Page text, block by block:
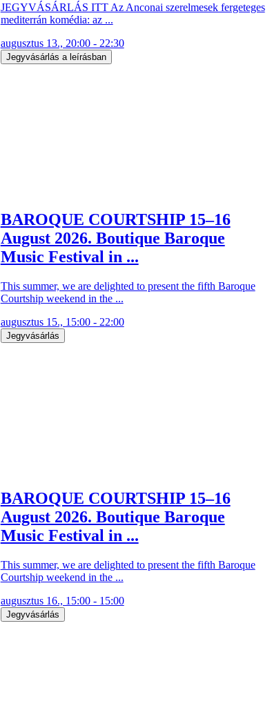
JEGYVÁSÁRLÁS ITT Az Anconai szerelmesek fergeteges
mediterrán komédia: az ...
augusztus 13., 20:00 - 22:30
Jegyvásárlás a leírásban
BAROQUE COURTSHIP 15–16
August 2026. Boutique Baroque
Music Festival in ...
This summer, we are delighted to present the fifth Baroque
Courtship weekend in the ...
augusztus 15., 15:00 - 22:00
Jegyvásárlás
BAROQUE COURTSHIP 15–16
August 2026. Boutique Baroque
Music Festival in ...
This summer, we are delighted to present the fifth Baroque
Courtship weekend in the ...
augusztus 16., 15:00 - 15:00
Jegyvásárlás